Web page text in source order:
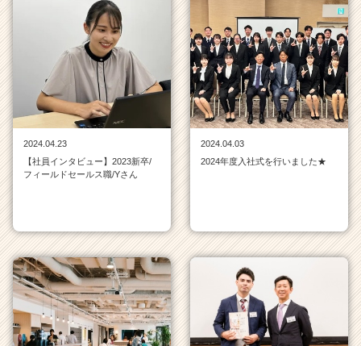
ベ
ン
チ
ャ
企
ス
カ
ウ
ト
が
届
く
2024.04.23
【社員インタビュー】2023新卒/
フィールドセールス職/Yさん
2024.04.03
2024年度入社式を行いました★